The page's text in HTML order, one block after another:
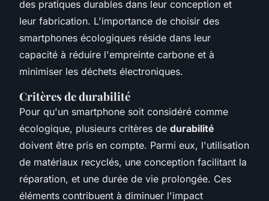
des pratiques durables dans leur conception et
leur fabrication. L'importance de choisir des
smartphones écologiques réside dans leur
capacité à réduire l'empreinte carbone et à
minimiser les déchets électroniques.
Critères de durabilité
Pour qu'un smartphone soit considéré comme
écologique, plusieurs critères de durabilité
doivent être pris en compte. Parmi eux, l'utilisation
de matériaux recyclés, une conception facilitant la
réparation, et une durée de vie prolongée. Ces
éléments contribuent à diminuer l'impact